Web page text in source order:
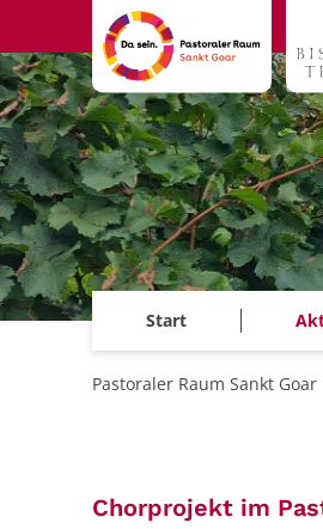
Zum Inhalt springen
Start
Pastoraler Raum Sankt Goar
Chorprojekt im